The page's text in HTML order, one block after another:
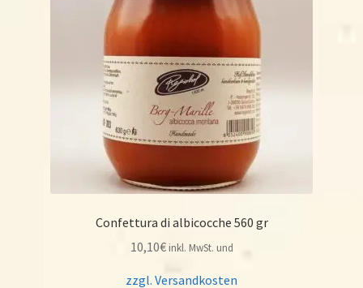
Confettura di albicocche 560 gr
10,10€ inkl. MwSt. und
zzgl. Versandkosten